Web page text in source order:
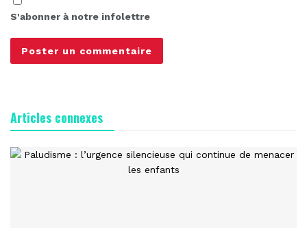
S'abonner à notre infolettre
Articles connexes